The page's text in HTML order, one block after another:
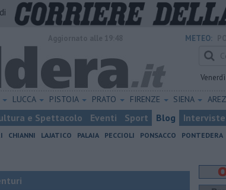
METEO:
Venerdì
LUCCA PISTOIA PRATO FIRENZE SIENA
e Spettacolo Eventi Sport Blog Interviste
CHIANNI LAJATICO PALAIA PECCIOLI PONSACCO PONTEDERA